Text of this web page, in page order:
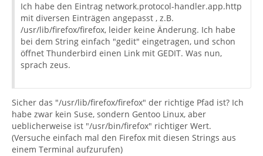
Ich habe den Eintrag network.protocol-handler.app.http
mit diversen Einträgen angepasst , z.B.
/usr/lib/firefox/firefox, leider keine Änderung. Ich habe
bei dem String einfach "gedit" eingetragen, und schon
öffnet Thunderbird einen Link mit GEDIT. Was nun,
sprach zeus.
Sicher das "/usr/lib/firefox/firefox" der richtige Pfad ist? Ich
habe zwar kein Suse, sondern Gentoo Linux, aber
ueblicherweise ist "/usr/bin/firefox" richtiger Wert.
(Versuche einfach mal den Firefox mit diesen Strings aus
einem Terminal aufzurufen)